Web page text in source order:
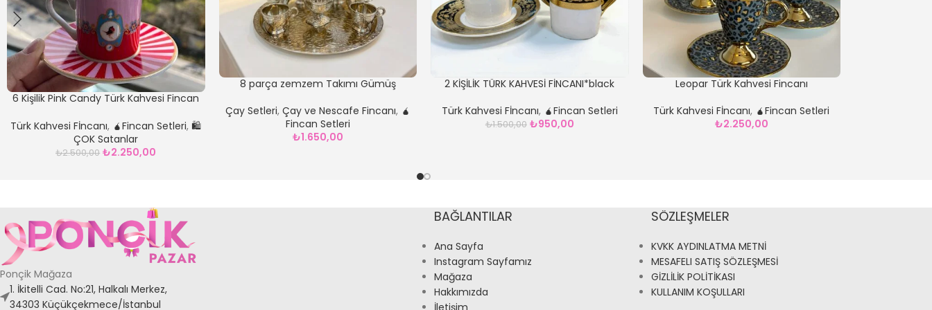
6 Kişilik Pink Candy Türk Kahvesi Fincan
Türk Kahvesi Fİncanı, 🧉Fincan Setleri, 🛍️
ÇOK Satanlar
₺2.500,00 ₺2.250,00
8 parça zemzem Takımı Gümüş
Çay Setleri, Çay ve Nescafe Fincanı, 🧉
Fincan Setleri
₺1.650,00
2 KİŞİLİK TÜRK KAHVESİ FİNCANI*black
Türk Kahvesi Fİncanı, 🧉Fincan Setleri
₺1.500,00 ₺950,00
Leopar Türk Kahvesi Fincanı
Türk Kahvesi Fİncanı, 🧉Fincan Setleri
₺2.250,00
Ponçik Mağaza
1. İkitelli Cad. No:21, Halkalı Merkez,
34303 Küçükçekmece/İstanbul
BAĞLANTILAR
Ana Sayfa
Instagram Sayfamız
Mağaza
Hakkımızda
İletişim
SÖZLEŞMELER
KVKK AYDINLATMA METNİ
MESAFELI SATIŞ SÖZLEŞMESİ
GİZLİLİK POLİTİKASI
KULLANIM KOŞULLARI